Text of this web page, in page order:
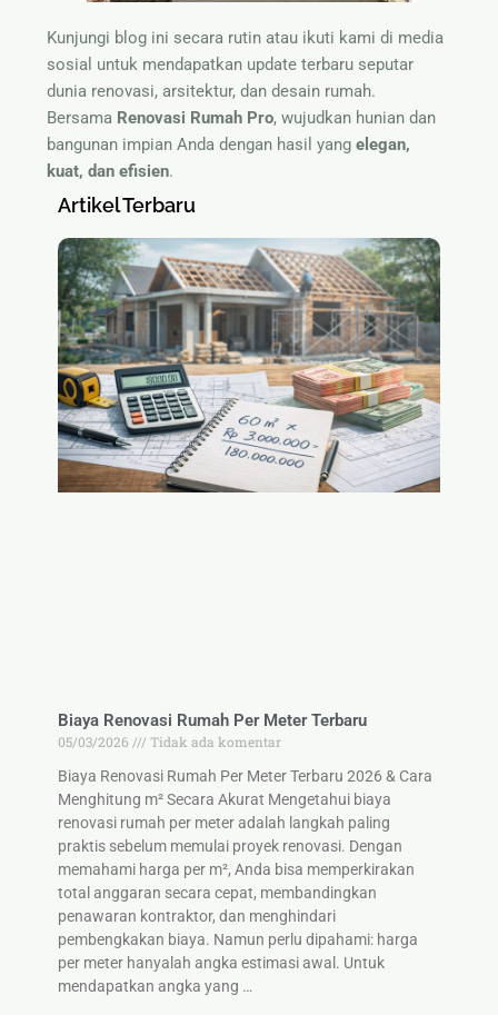
Kunjungi blog ini secara rutin atau ikuti kami di media
sosial untuk mendapatkan update terbaru seputar
dunia renovasi, arsitektur, dan desain rumah.
Bersama Renovasi Rumah Pro, wujudkan hunian dan
bangunan impian Anda dengan hasil yangelegan,
kuat, dan efisien.
Artikel Terbaru
Biaya Renovasi Rumah Per Meter Terbaru
05/03/2026
Tidak ada komentar
Biaya Renovasi Rumah Per Meter Terbaru 2026 & Cara
Menghitung m² Secara Akurat Mengetahui biaya
renovasi rumah per meter adalah langkah paling
praktis sebelum memulai proyek renovasi. Dengan
memahami harga per m², Anda bisa memperkirakan
total anggaran secara cepat, membandingkan
penawaran kontraktor, dan menghindari
pembengkakan biaya. Namun perlu dipahami: harga
per meter hanyalah angka estimasi awal. Untuk
mendapatkan angka yang …